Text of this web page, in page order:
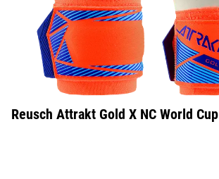
Reusch Attrakt Gold X NC World Cup